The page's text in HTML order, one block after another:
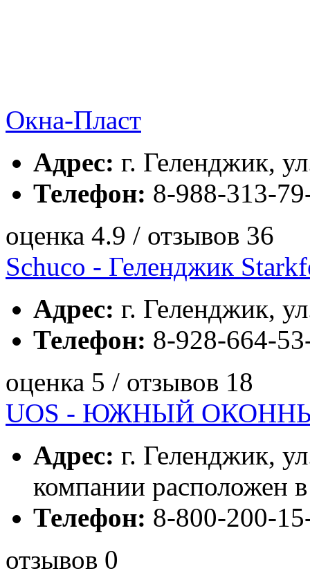
Окна-Пласт
Адрес: г. Геленджик,
Телефон: 8-988-313-
оценка 4.9 / отзывов 36
Schuco - Геленджик
Адрес: г. Геленджик,
Телефон: 8-928-664-
оценка 5 / отзывов 18
UOS - ЮЖНЫЙ
Адрес: г. Геленджик,
компании расположен
Телефон: 8-800-200-
отзывов 0